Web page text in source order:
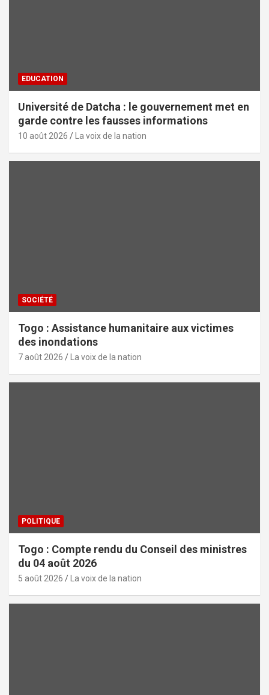
EDUCATION
Université de Datcha : le gouvernement met en
garde contre les fausses informations
10 août 2026 La voix de la nation
SOCIÉTÉ
Togo : Assistance humanitaire aux victimes
des inondations
7 août 2026 La voix de la nation
POLITIQUE
Togo : Compte rendu du Conseil des ministres
du 04 août 2026
5 août 2026 La voix de la nation